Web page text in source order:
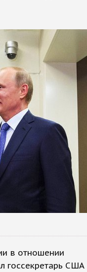
в отношении
госсекретарь США